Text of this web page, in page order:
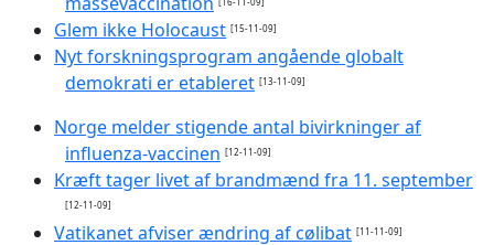
Glem ikke Holocaust [15-11-09]
Nyt forskningsprogram angående globalt
demokrati er etableret [13-11-09]
Norge melder stigende antal bivirkninger af
influenza-vaccinen [12-11-09]
Kræft tager livet af brandmænd fra 11. september
[12-11-09]
Vatikanet afviser ændring af cølibat [11-11-09]